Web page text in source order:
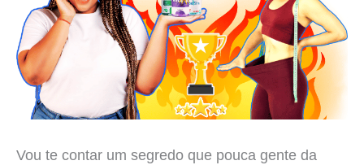
Vou te contar um segredo que pouca gente da